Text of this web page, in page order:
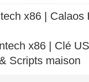
x86 |
x86 | Clé
Scripts maison